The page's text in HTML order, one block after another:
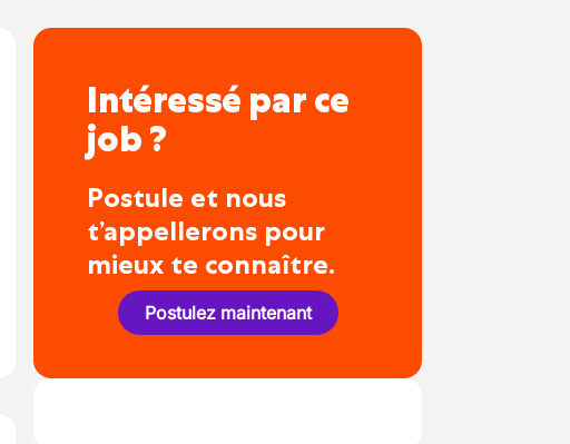
Intéressé par ce
job ?
Postule et nous
t’appellerons pour
mieux te connaître.
Postulez maintenant